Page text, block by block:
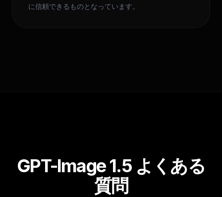
に信頼できるものとなっています。
GPT-Image 1.5 よくある
質問